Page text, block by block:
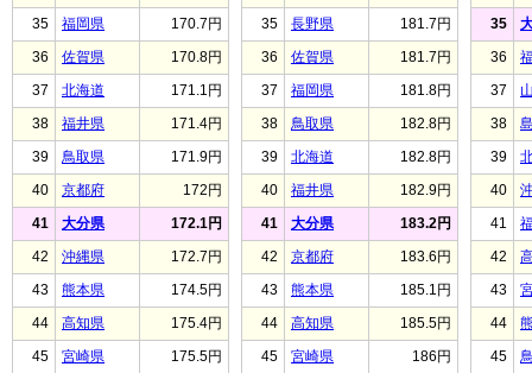
35
福岡県
170.7円
36
佐賀県
170.8円
37
北海道
171.1円
38
福井県
171.4円
39
鳥取県
171.9円
40
京都府
172円
41
大分県
172.1円
42
沖縄県
172.7円
43
熊本県
174.5円
44
高知県
175.4円
45
宮崎県 175.5円
35
長野県
181.7円
36
佐賀県
181.7円
37
福岡県
181.8円
38
鳥取県
182.8円
39
北海道
182.8円
40
福井県
182.9円
41
大分県
183.2円
42
京都府
183.6円
43
熊本県
185.1円
44
高知県
185.5円
45
宮崎県 186円
35
36
37
38
39
40
41
42
43
44
45